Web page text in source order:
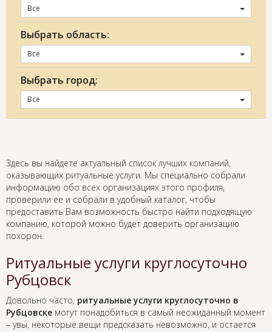
Все
Выбрать область:
Все
Выбрать город:
Все
Здесь вы найдете актуальный список лучших компаний,
оказывающих ритуальные услуги. Мы специально собрали
информацию обо всех организациях этого профиля,
проверили ее и собрали в удобный каталог, чтобы
предоставить Вам возможность быстро найти подходящую
компанию, которой можно будет доверить организацию
похорон.
Ритуальные услуги круглосуточно
Рубцовск
Довольно часто, ритуальные услуги круглосуточно в
Рубцовске могут понадобиться в самый неожиданный момент
– увы, некоторые вещи предсказать невозможно, и остается